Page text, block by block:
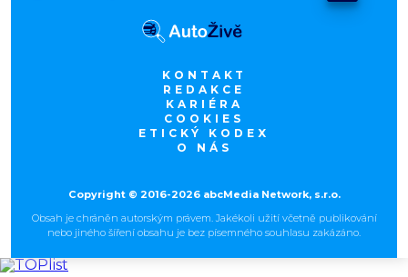
KONTAKT
REDAKCE
KARIÉRA
COOKIES
ETICKÝ KODEX
O NÁS
Copyright © 2016-2026 abcMedia Network, s.r.o.
Obsah je chráněn autorským právem. Jakékoli užití včetně publikování
nebo jiného šíření obsahu je bez písemného souhlasu zakázáno.